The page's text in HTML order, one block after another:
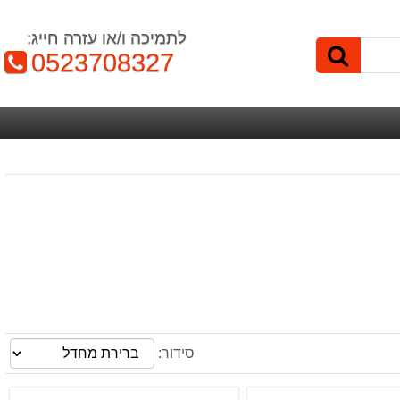
לתמיכה ו/או עזרה חייג:
טלפון:
0523708327
סידור: